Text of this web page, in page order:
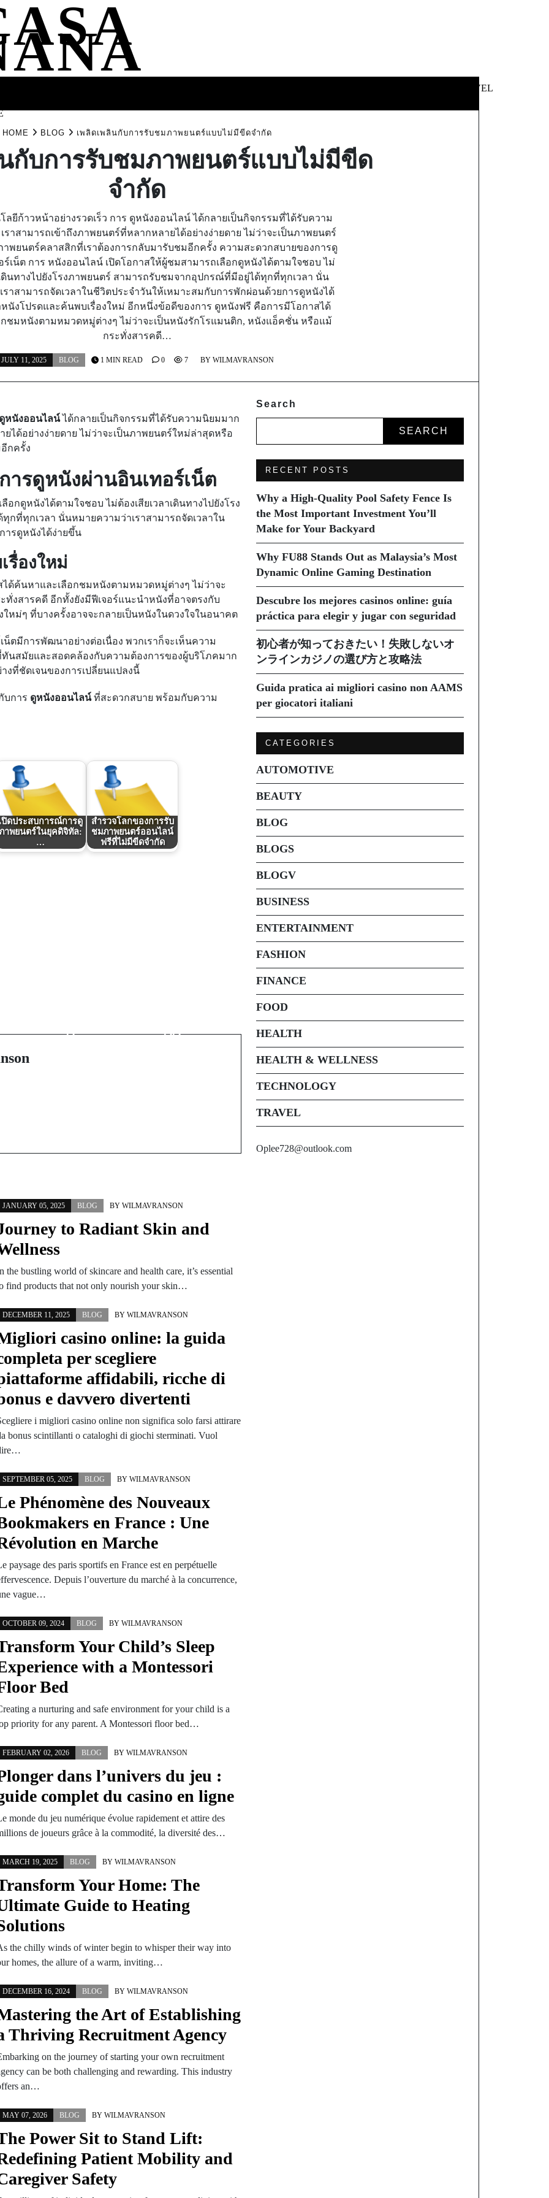
TRAVEL
HOME BLOG เพลิดเพลินกับการรับชมภาพยนตร์แบบไม่มีขีดจำกัด
กับการรับชมภาพยนตร์แบบไม่มีขีด
จำกัด
ลยีก้าวหน้าอย่างรวดเร็ว การ ดูหนังออนไลน์ ได้กลายเป็นกิจกรรมที่ได้รับความ
ราสามารถเข้าถึงภาพยนตร์ที่หลากหลายได้อย่างง่ายดาย ไม่ว่าจะเป็นภาพยนตร์
พยนตร์คลาสสิกที่เราต้องการกลับมารับชมอีกครั้ง ความสะดวกสบายของการดู
ร์เน็ต การ หนังออนไลน์ เปิดโอกาสให้ผู้ชมสามารถเลือกดูหนังได้ตามใจชอบ ไม่
เดินทางไปยังโรงภาพยนตร์ สามารถรับชมจากอุปกรณ์ที่มีอยู่ได้ทุกที่ทุกเวลา นั่น
ราสามารถจัดเวลาในชีวิตประจำวันให้เหมาะสมกับการพักผ่อนด้วยการดูหนังได้
นังโปรดและค้นพบเรื่องใหม่ อีกหนึ่งข้อดีของการ ดูหนังฟรี คือการมีโอกาสได้
ชมหนังตามหมวดหมู่ต่างๆ ไม่ว่าจะเป็นหนังรักโรแมนติก, หนังแอ็คชั่น หรือแม้
กระทั่งสารคดี…
JULY 11, 2025 BLOG BY WILMAVRANSON
1 MIN READ 0 7
ดูหนังออนไลน์ได้กลายเป็นกิจกรรมที่ได้รับความนิยมมาก
ได้อย่างง่ายดาย ไม่ว่าจะเป็นภาพยนตร์ใหม่ล่าสุดหรือ
กครั้ง
รดูหนังผ่านอินเทอร์เน็ต
กดูหนังได้ตามใจชอบ ไม่ต้องเสียเวลาเดินทางไปยังโรง
ที่ทุกเวลา นั่นหมายความว่าเราสามารถจัดเวลาใน
ารดูหนังได้ง่ายขึ้น
รื่องใหม่
ด้ค้นหาและเลือกชมหนังตามหมวดหมู่ต่างๆ ไม่ว่าจะ
งสารคดี อีกทั้งยังมีฟีเจอร์แนะนำหนังที่อาจตรงกับ
หม่ๆ ที่บางครั้งอาจจะกลายเป็นหนังในดวงใจในอนาคต
ตมีการพัฒนาอย่างต่อเนื่อง พวกเราก็จะเห็นความ
นสมัยและสอดคล้องกับความต้องการของผู้บริโภคมาก
งที่ชัดเจนของการเปลี่ยนแปลงนี้
บการ ดูหนังออนไลน์ที่สะดวกสบาย พร้อมกับความ
ปิดประสบการณ์การดู
าพยนตร์ในยุคดิจิทัล:
…
สำรวจโลกของการรับ
ชมภาพยนตร์ออนไลน์
ฟรีที่ไม่มีขีดจำกัด
JANUARY 05, 2025 BLOG BY WILMAVRANSON
to Radiant Skin and
the bustling world of skincare and health care, it’s essential
find products that not only nourish your skin…
DECEMBER 11, 2025 BLOG BY WILMAVRANSON
casino online: la guida
per scegliere
affidabili, ricche di
e davvero divertenti
i migliori casino online non significa solo farsi attirare
bonus scintillanti o cataloghi di giochi sterminati. Vuol
SEPTEMBER 05, 2025 BLOG BY WILMAVRANSON
Phénomène des Nouveaux
en France : Une
en Marche
paysage des paris sportifs en France est en perpétuelle
Depuis l’ouverture du marché à la concurrence,
vague…
OCTOBER 09, 2024 BLOG BY WILMAVRANSON
Your Child’s Sleep
with a Montessori
Bed
a nurturing and safe environment for your child is a
priority for any parent. A Montessori floor bed…
FEBRUARY 02, 2026 BLOG BY WILMAVRANSON
dans l’univers du jeu :
complet du casino en ligne
monde du jeu numérique évolue rapidement et attire des
de joueurs grâce à la commodité, la diversité des…
MARCH 19, 2025 BLOG BY WILMAVRANSON
Your Home: The
Guide to Heating
the chilly winds of winter begin to whisper their way into
homes, the allure of a warm, inviting…
DECEMBER 16, 2024 BLOG BY WILMAVRANSON
the Art of Establishing
Thriving Recruitment Agency
on the journey of starting your own recruitment
can be both challenging and rewarding. This industry
an…
MAY 07, 2026 BLOG BY WILMAVRANSON
Power Sit to Stand Lift:
Patient Mobility and
Safety
Search
SEARCH
RECENT POSTS
Why a High-Quality Pool Safety Fence Is
the Most Important Investment You’ll
Make for Your Backyard
Why FU88 Stands Out as Malaysia’s Most
Dynamic Online Gaming Destination
Descubre los mejores casinos online: guía
práctica para elegir y jugar con seguridad
初心者が知っておきたい！失敗しないオ
ンラインカジノの選び方と攻略法
Guida pratica ai migliori casino non AAMS
per giocatori italiani
CATEGORIES
AUTOMOTIVE
BEAUTY
BLOG
BLOGS
BLOGV
BUSINESS
ENTERTAINMENT
FASHION
FINANCE
FOOD
HEALTH
HEALTH & WELLNESS
TECHNOLOGY
TRAVEL
Oplee728@outlook.com